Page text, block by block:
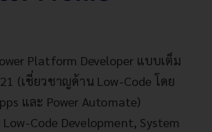
Platform Developer แบบเต็ม
(เชี่ยวชาญด้าน Low-Code โดย
และ Power Automate)
Code Development, System